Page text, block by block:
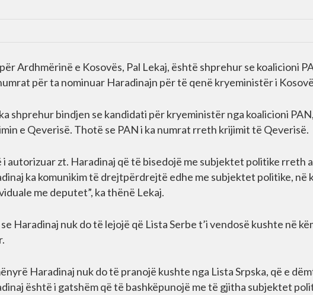
Ardhmërinë e Kosovës, Pal Lekaj, është shprehur se koalicioni
për ta nominuar Haradinajn për të qenë kryeministër i
shprehur bindjen se kandidati për kryeministër nga koalicioni
e Qeverisë. Thotë se PAN i ka numrat rreth krijimit të Qeverisë.
autorizuar zt. Haradinaj që të bisedojë me subjektet politike rreth
ka komunikim të drejtpërdrejtë edhe me subjektet politike, në
me deputet”, ka thënë Lekaj.
Haradinaj nuk do të lejojë që Lista Serbe t’i vendosë kushte në
Haradinaj nuk do të pranojë kushte nga Lista Srpska, që e
është i gatshëm që të bashkëpunojë me të gjitha subjektet